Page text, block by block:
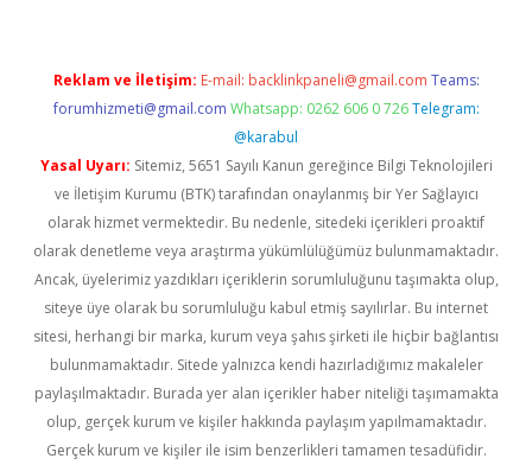
Reklam ve İletişim: E-mail: backlinkpaneli@gmail.com Teams:
forumhizmeti@gmail.com Whatsapp: 0262 606 0 726 Telegram:
@karabul
Yasal Uyarı: Sitemiz, 5651 Sayılı Kanun gereğince Bilgi Teknolojileri
ve İletişim Kurumu (BTK) tarafından onaylanmış bir Yer Sağlayıcı
olarak hizmet vermektedir. Bu nedenle, sitedeki içerikleri proaktif
olarak denetleme veya araştırma yükümlülüğümüz bulunmamaktadır.
Ancak, üyelerimiz yazdıkları içeriklerin sorumluluğunu taşımakta olup,
siteye üye olarak bu sorumluluğu kabul etmiş sayılırlar. Bu internet
sitesi, herhangi bir marka, kurum veya şahıs şirketi ile hiçbir bağlantısı
bulunmamaktadır. Sitede yalnızca kendi hazırladığımız makaleler
paylaşılmaktadır. Burada yer alan içerikler haber niteliği taşımamakta
olup, gerçek kurum ve kişiler hakkında paylaşım yapılmamaktadır.
Gerçek kurum ve kişiler ile isim benzerlikleri tamamen tesadüfidir.